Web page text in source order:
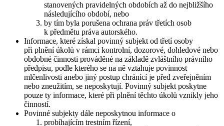
stanovených pravidelných obdobích až do nejbližšího
následujícího období, nebo
by tím byla porušena ochrana práv třetích osob
k předmětu práva autorského.
Informace, které získal povinný subjekt od třetí osoby
při plnění úkolů v rámci kontrolní, dozorové, dohledové nebo
obdobné činnosti prováděné na základě zvláštního právního
předpisu, podle kterého se na ně vztahuje povinnost
mlčenlivosti anebo jiný postup chránící je před zveřejněním
nebo zneužitím, se neposkytují. Povinný subjekt poskytne
pouze ty informace, které při plnění těchto úkolů vznikly jeho
činností.
Povinné subjekty dále neposkytnou informace o
probíhajícím trestním řízení,